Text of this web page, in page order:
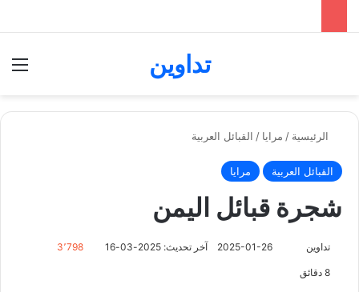
تداوين
الرئيسية / مرايا / القبائل العربية
القبائل العربية مرايا
شجرة قبائل اليمن
تداوين 2025-01-26 آخر تحديث: 2025-03-16 3٬798